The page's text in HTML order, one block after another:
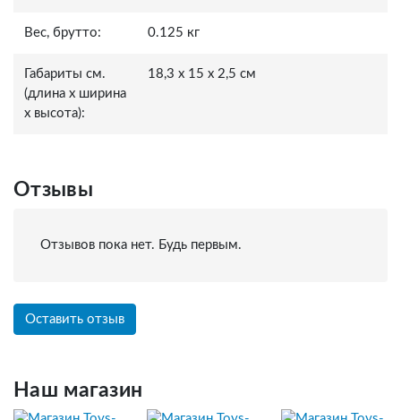
Вес, брутто: 0.125 кг
Габариты см.
(длина x ширина
x высота):
18,3 x 15 x 2,5 см
Отзывы
Отзывов пока нет. Будь первым.
Оставить отзыв
Наш магазин